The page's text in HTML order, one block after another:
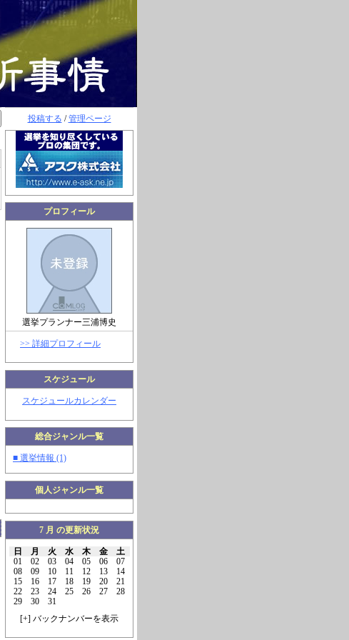
投稿する /管理ページ
プロフィール
選挙プランナー三浦博史
>> 詳細プロフィール
スケジュール
スケジュールカレンダー
総合ジャンル一覧
■ 選挙情報 (1)
個人ジャンル一覧
7 月 の更新状況
日 月 火 水 木 金
土
01
02 03 04 05 06
07
08
09 10 11 12 13
14
15
16 17 18 19 20
21
22
23 24 25 26 27
28
29
30
31
[+] バックナンバーを表示